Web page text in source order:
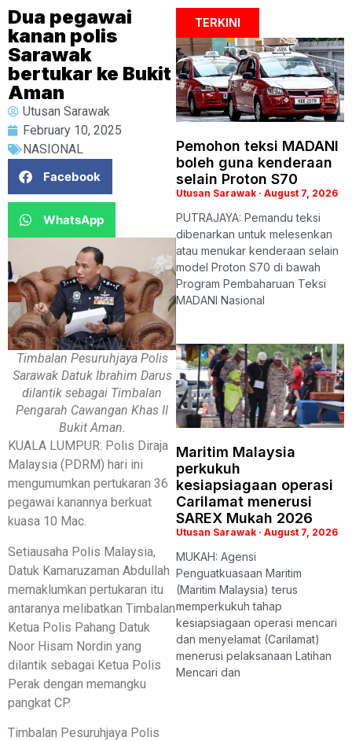
Dua pegawai
kanan polis
Sarawak
bertukar ke Bukit
Aman
Utusan Sarawak
February 10, 2025
NASIONAL
Facebook
WhatsApp
Timbalan Pesuruhjaya Polis
Sarawak Datuk Ibrahim Darus
dilantik sebagai Timbalan
Pengarah Cawangan Khas II
Bukit Aman.
KUALA LUMPUR: Polis Diraja
Malaysia (PDRM) hari ini
mengumumkan pertukaran 36
pegawai kanannya berkuat
kuasa 10 Mac.
Setiausaha Polis Malaysia,
Datuk Kamaruzaman Abdullah
memaklumkan pertukaran itu
antaranya melibatkan Timbalan
Ketua Polis Pahang Datuk
Noor Hisam Nordin yang
dilantik sebagai Ketua Polis
Perak dengan memangku
pangkat CP.
Timbalan Pesuruhjaya Polis
TERKINI
Pemohon teksi MADANI
boleh guna kenderaan
selain Proton S70
Utusan Sarawak August 7, 2026
PUTRAJAYA: Pemandu teksi
dibenarkan untuk melesenkan
atau menukar kenderaan selain
model Proton S70 di bawah
Program Pembaharuan Teksi
MADANI Nasional
Maritim Malaysia
perkukuh
kesiapsiagaan operasi
Carilamat menerusi
SAREX Mukah 2026
Utusan Sarawak August 7, 2026
MUKAH: Agensi
Penguatkuasaan Maritim
(Maritim Malaysia) terus
memperkukuh tahap
kesiapsiagaan operasi mencari
dan menyelamat (Carilamat)
menerusi pelaksanaan Latihan
Mencari dan